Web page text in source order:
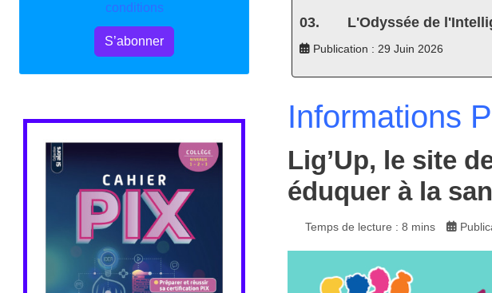
conditions
S’abonner
L'Odyssée de
Publication : 29 Juin 2026
Informations
Lig’Up, le site
éduquer à la
Temps de lecture : 8 mins